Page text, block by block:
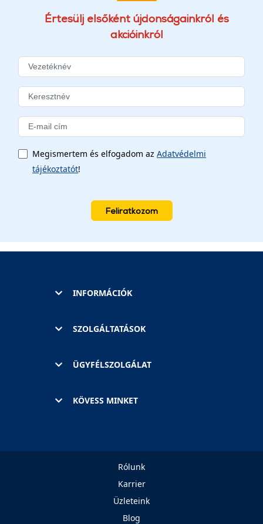
Értesülj elsőként újdonságainkról és
akcióinkról
Megismertem és elfogadom az Adatvédelmi
tájékoztatót!
Feliratkozom
INFORMÁCIÓK
SZOLGÁLTATÁSOK
ÜGYFÉLSZOLGÁLAT
KÖVESS MINKET
Rólunk
Karrier
Üzleteink
Blog